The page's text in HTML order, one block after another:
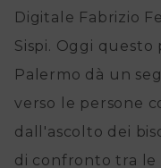
Digitale Fabrizio
Sispi. Oggi
Palermo dà un
verso le persone
dall'ascolto dei
di confronto tra le